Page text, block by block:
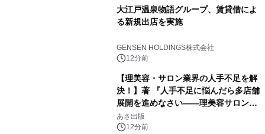
大江戸温泉物語グループ、賃貸借によ
る新規出店を実施
GENSEN HOLDINGS株式会社
12分前
【理美容・サロン業界の人手不足を解
決！】著 『人手不足に悩んだら多店舗
展開を進めなさい――理美容サロン
「多店舗展開」の教科書』2026年8月
24日（月）発売
あさ出版
12分前